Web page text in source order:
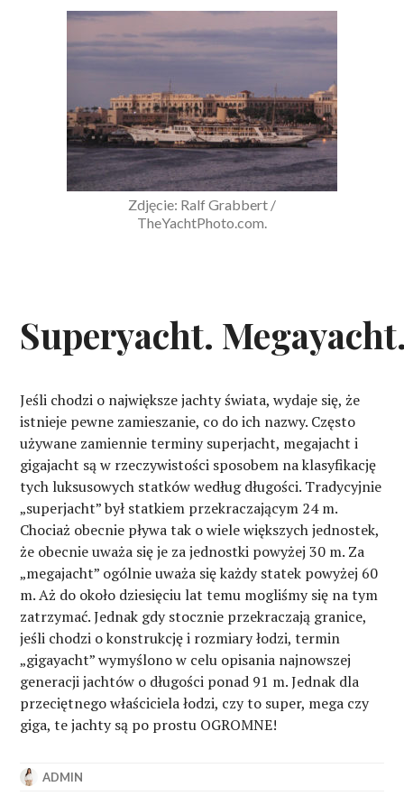
Zdjęcie: Ralf Grabbert /
TheYachtPhoto.com.
Superyacht.
Jeśli chodzi o największe jachty świata, wydaje się, że
istnieje pewne zamieszanie, co do ich nazwy. Często
używane zamiennie terminy superjacht, megajacht i
gigajacht są w rzeczywistości sposobem na klasyfikację
tych luksusowych statków według długości. Tradycyjnie
„superjacht” był statkiem przekraczającym 24 m.
Chociaż obecnie pływa tak o wiele większych jednostek,
że obecnie uważa się je za jednostki powyżej 30 m. Za
„megajacht” ogólnie uważa się każdy statek powyżej 60
m. Aż do około dziesięciu lat temu mogliśmy się na tym
zatrzymać. Jednak gdy stocznie przekraczają granice,
jeśli chodzi o konstrukcję i rozmiary łodzi, termin
„gigayacht” wymyślono w celu opisania najnowszej
generacji jachtów o długości ponad 91 m. Jednak dla
przeciętnego właściciela łodzi, czy to super, mega czy
giga, te jachty są po prostu OGROMNE!
ADMIN